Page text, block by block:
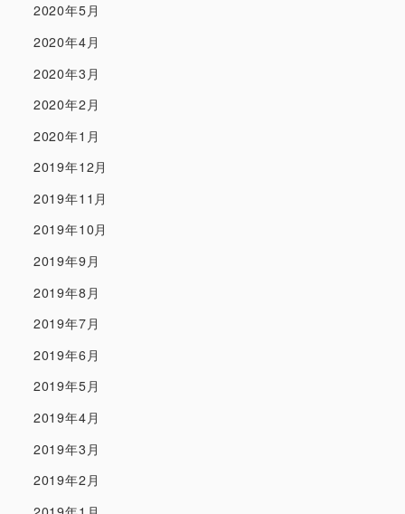
2020年5月
2020年4月
2020年3月
2020年2月
2020年1月
2019年12月
2019年11月
2019年10月
2019年9月
2019年8月
2019年7月
2019年6月
2019年5月
2019年4月
2019年3月
2019年2月